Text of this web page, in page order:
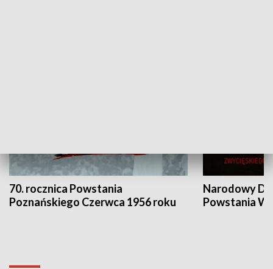
70. rocznica Powstania
Poznańskiego Czerwca 1956 roku
Narodowy
Powstania